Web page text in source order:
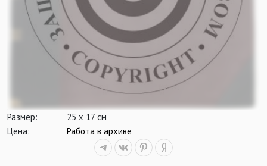
Размер:
25 х 17 см
Цена:
Работа в архиве